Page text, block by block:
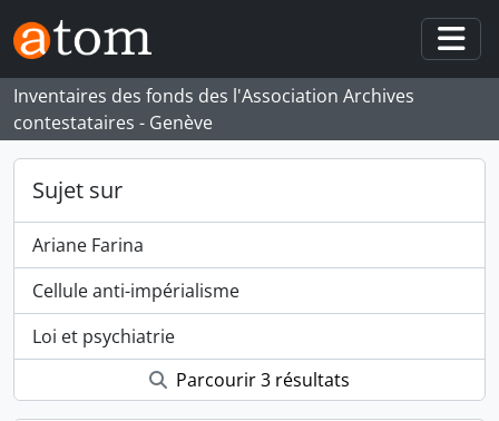
Skip to main content
Inventaires des fonds des l'Association Archives
contestataires - Genève
Sujet sur
Ariane Farina
Cellule anti-impérialisme
Loi et psychiatrie
Parcourir 3 résultats